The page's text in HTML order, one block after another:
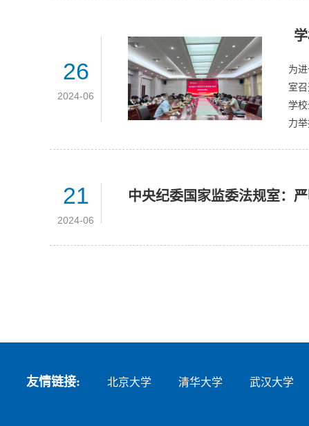
26
2024-06
为
室
学
力
21
2024-06
中央纪委国家监委法规室：
友情链接: 北京大学 清华大学 武汉大学